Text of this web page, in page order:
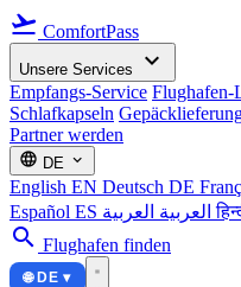
flight_takeoff ComfortPass
Unsere Services expand_more
Empfangs-Service Flughafen-
Schlafkapseln
Partner werden
language DE expand_more
English EN Deutsch DE
Español ES العربية العربية
search Flughafen finden
🌐 DE ▾